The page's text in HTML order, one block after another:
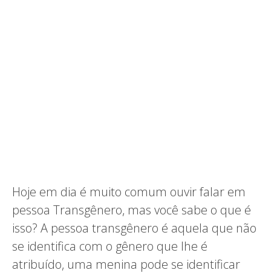
Hoje em dia é muito comum ouvir falar em
pessoa Transgênero, mas você sabe o que é
isso? A pessoa transgênero é aquela que não
se identifica com o gênero que lhe é
atribuído, uma menina pode se identificar